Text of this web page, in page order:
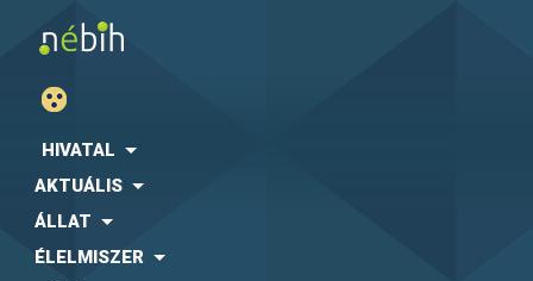
HIVATAL
AKTUÁLIS
ÁLLAT
ÉLELMISZER